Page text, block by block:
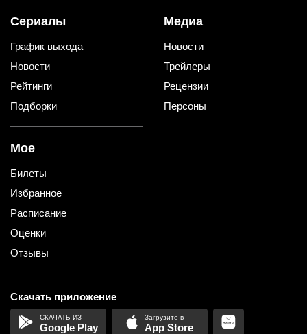
Сериалы
График выхода
Новости
Рейтинги
Подборки
Медиа
Новости
Трейлеры
Рецензии
Персоны
Мое
Билеты
Избранное
Расписание
Оценки
Отзывы
Скачать приложение
Google Play App Store